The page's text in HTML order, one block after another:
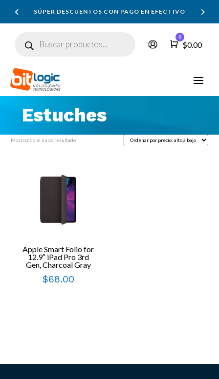
SÚPER DESCUENTOS CON PAGO EN EFECTIVO
productos
Carro
0
$0.00
Estuches
Mostrando el único resultado
Apple Smart Folio for
12.9″ iPad Pro 3rd
Gen, Charcoal Gray
$68.00